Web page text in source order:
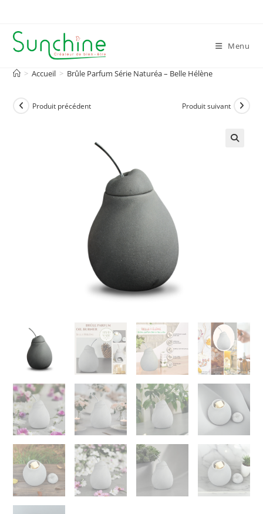
content
Menu
> Accueil > Brûle Parfum Série Naturéa – Belle Hélène
Produit précédent Produit suivant